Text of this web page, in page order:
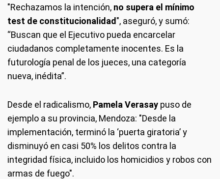
"Rechazamos la intención, no supera el mínimo
test de constitucionalidad ", aseguró, y sumó:
“Buscan que el Ejecutivo pueda encarcelar
ciudadanos completamente inocentes. Es la
futurología penal de los jueces, una categoría
nueva, inédita”.
Desde el radicalismo, Pamela Verasay puso de
ejemplo a su provincia, Mendoza: "Desde la
implementación, terminó la ‘puerta giratoria’ y
disminuyó en casi 50% los delitos contra la
integridad física, incluido los homicidios y robos con
armas de fuego".